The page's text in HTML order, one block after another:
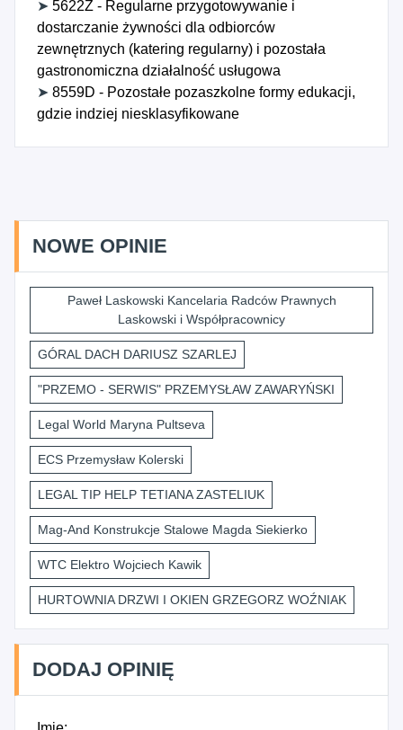
➤ 5622Z - Regularne przygotowywanie i
dostarczanie żywności dla odbiorców
zewnętrznych (katering regularny) i pozostała
gastronomiczna działalność usługowa
➤ 8559D - Pozostałe pozaszkolne formy edukacji,
gdzie indziej niesklasyfikowane
NOWE OPINIE
Paweł Laskowski Kancelaria Radców Prawnych
Laskowski i Współpracownicy
GÓRAL DACH DARIUSZ SZARLEJ
"PRZEMO - SERWIS" PRZEMYSŁAW ZAWARYŃSKI
Legal World Maryna Pultseva
ECS Przemysław Kolerski
LEGAL TIP HELP TETIANA ZASTELIUK
Mag-And Konstrukcje Stalowe Magda Siekierko
WTC Elektro Wojciech Kawik
HURTOWNIA DRZWI I OKIEN GRZEGORZ WOŹNIAK
DODAJ OPINIĘ